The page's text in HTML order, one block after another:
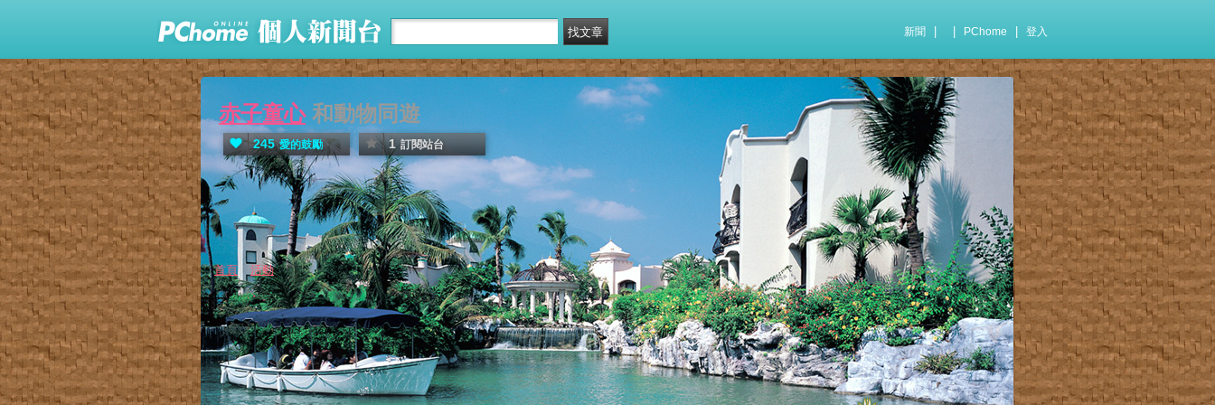
新聞 PChome 登入
赤子童心 和動物同遊
245 愛的鼓勵 1 訂閱站台
首頁 活動